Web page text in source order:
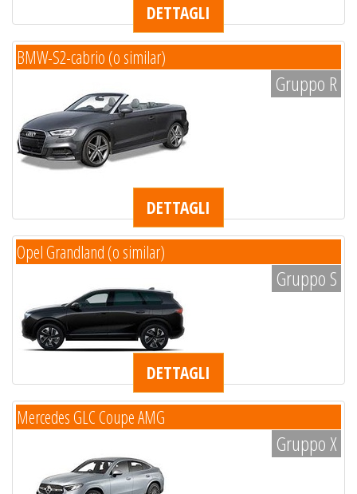
DETTAGLI
BMW-S2-cabrio (o similar)
Gruppo R
DETTAGLI
Opel Grandland (o similar)
Gruppo S
DETTAGLI
Mercedes GLC Coupe AMG
Gruppo X